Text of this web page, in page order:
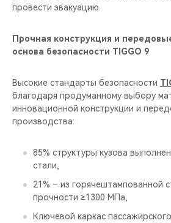
провести эвакуацию.
Прочная конструкция и
основа безопасности TIGGO 9
Высокие стандарты безопасности
благодаря продуманному выбору
инновационной конструкции и
производства:
85% структуры кузова
стали,
21% – из горячештампованной
прочности ≥1300 МПа,
Ключевой каркас